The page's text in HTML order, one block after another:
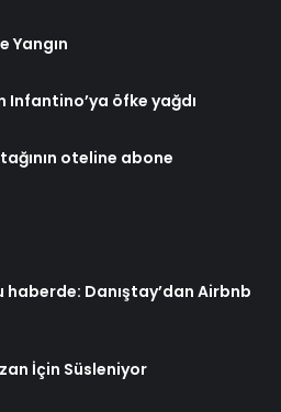
Yangın
Infantino’ya öfke yağdı
oteline abone
haberde: Danıştay’dan Airbnb
İçin Süsleniyor